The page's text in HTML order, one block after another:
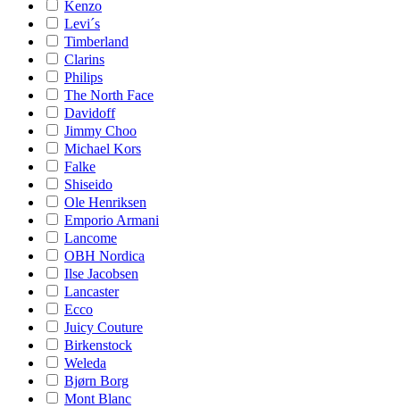
Kenzo
Levi´s
Timberland
Clarins
Philips
The North Face
Davidoff
Jimmy Choo
Michael Kors
Falke
Shiseido
Ole Henriksen
Emporio Armani
Lancome
OBH Nordica
Ilse Jacobsen
Lancaster
Ecco
Juicy Couture
Birkenstock
Weleda
Bjørn Borg
Mont Blanc